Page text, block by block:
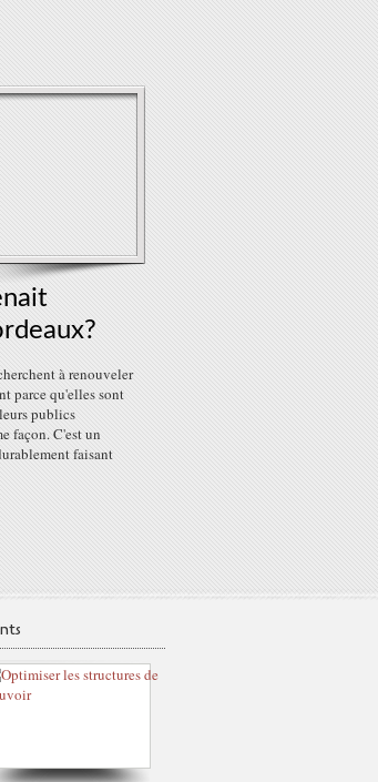
à renouveler
parce qu'elles sont
publics
façon. C'est un
faisant